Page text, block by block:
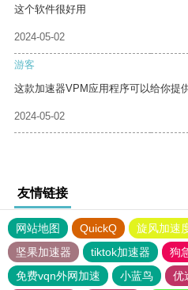
这个软件很好用
2024-05-02
游客
这款加速器VPM应用程序可以给你提
2024-05-02
友情链接
网站地图 QuickQ 旋风加速
坚果加速器
tiktok加速器
狗
免费vqn外网加速
小蓝鸟 优